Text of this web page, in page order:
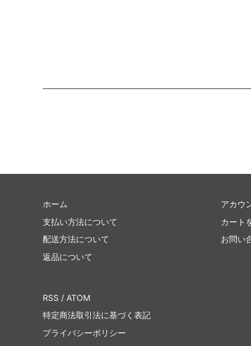
ホーム
支払い方法について
配送方法について
返品について
アカウ
カート
お問い
RSS / ATOM
特定商法取引法に基づく表記
プライバシーポリシー